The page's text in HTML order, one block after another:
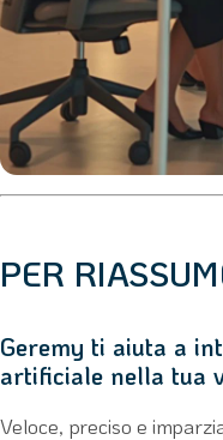
PER
Geremy ti aiuta a
artificiale nella tua
Veloce, preciso e